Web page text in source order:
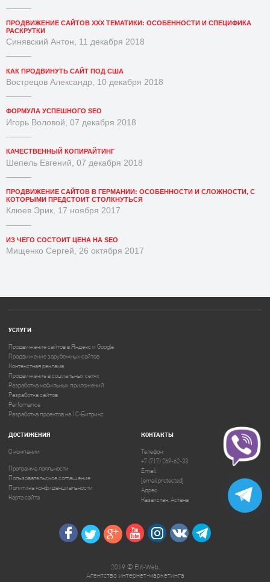
ПРОДВИЖЕНИЕ САЙТОВ XXX ТЕМАТИКИ: ОСОБЕННОСТИ И СПЕЦИФИКА
РАСКРУТКИ
Синявский Антон, 11 декабря 2018
КАК ПРОДВИНУТЬ САЙТ ПОД США
Вострецов Александр, 10 декабря 2018
ФОРМУЛА УСПЕШНОГО SEO
Игорь Воловой, 07 декабря 2018
КАЧЕСТВЕННЫЙ КОПИРАЙТИНГ
Шепель Евгений, 07 декабря 2018
ПРОДВИЖЕНИЕ САЙТОВ В ГЕРМАНИИ: ОСОБЕННОСТИ И СЛОЖНОСТИ, С
КОТОРЫМИ ПРЕДСТОИТ СТОЛКНУТЬСЯ
Клюев Эрик, 17 ноября 2017
ИЗ ЧЕГО СОСТОИТ ЦЕНА НА SEO
Мищенко Сергей, 26 октября 2017
УСЛУГИ
Продвижение сайтов в Яндекс и Google
Продвижение зарубежных сайтов
Контекстная реклама
Продвижение в социальных сетях
Разработка мобильных приложений
Разработка сайтов
Perfomance
Разработка проектов на 1C-Битрикс
ДОСТИЖЕНИЯ
О компании
Программа лояльности
Пользовательское соглашение
Политика конфиденциальности
Карта сайта
КОНТАКТЫ
Телефон:
+7 (717) 269-62-33
Email:
[email protected]
Адрес:
Казахстан, Астана
2019 © Elit-Web.
Агентство интернет-маркетинга